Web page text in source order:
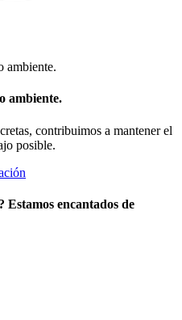
ambiente.
contribuimos a mantener el
posible.
Estamos encantados de